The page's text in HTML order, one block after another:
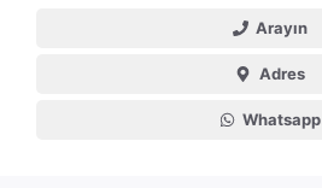
Arayın
Adres
Whatsapp